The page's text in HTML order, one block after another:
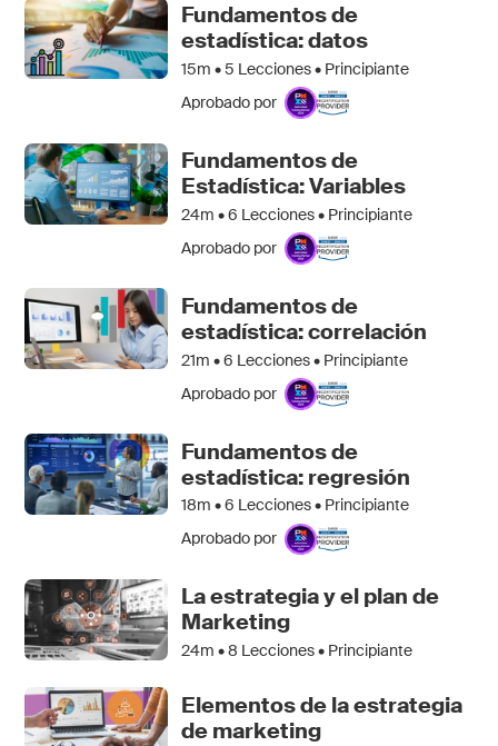
Fundamentos de
estadística: datos
15m •5 Lecciones • Principiante
Aprobado por
Fundamentos de
Estadística: Variables
24m •6 Lecciones • Principiante
Aprobado por
Fundamentos de
estadística: correlación
21m •6 Lecciones • Principiante
Aprobado por
Fundamentos de
estadística: regresión
18m •6 Lecciones • Principiante
Aprobado por
La estrategia y el plan de
Marketing
24m •8 Lecciones • Principiante
Elementos de la estrategia
de marketing